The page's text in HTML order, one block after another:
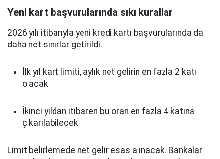
Yeni kart başvurularında sıkı kurallar
2026 yılı itibarıyla yeni kredi kartı başvurularında da
daha net sınırlar getirildi.
İlk yıl kart limiti, aylık net gelirin en fazla 2 katı
olacak
İkinci yıldan itibaren bu oran en fazla 4 katına
çıkarılabilecek
Limit belirlemede net gelir esas alınacak. Bankalar